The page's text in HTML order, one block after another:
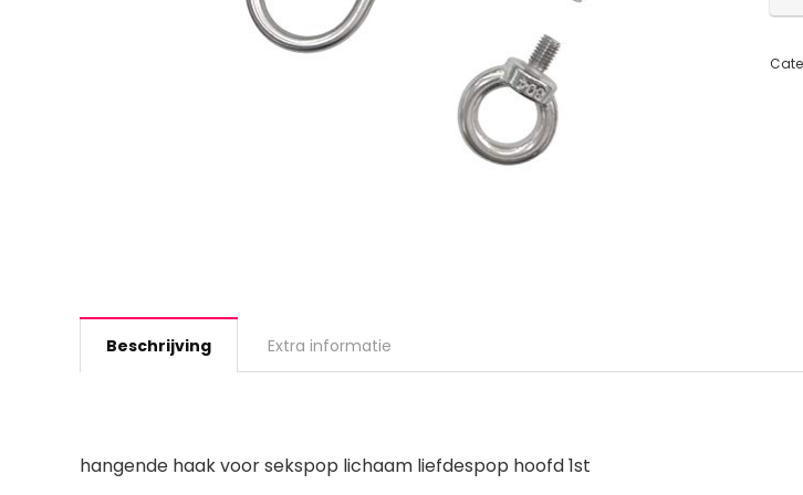
Beschrijving Extra informatie
hangende haak voor sekspop lichaam liefdespop hoofd 1st